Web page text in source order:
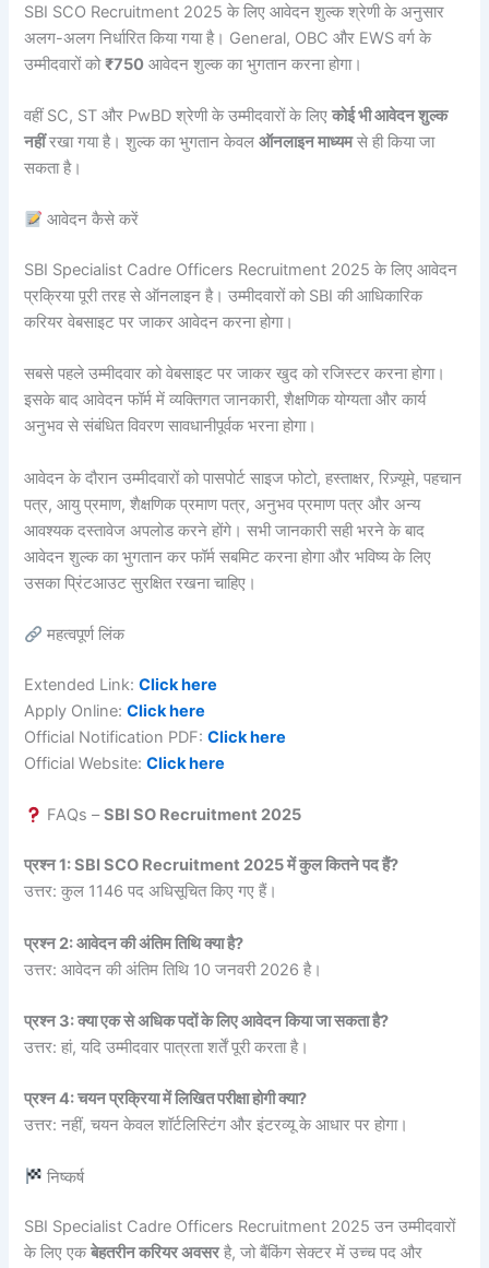
SBI SCO Recruitment 2025 के लिए आवेदन शुल्क श्रेणी के अनुसार
अलग-अलग निर्धारित किया गया है। General, OBC और EWS वर्ग के
उम्मीदवारों को₹750 आवेदन शुल्क का भुगतान करना होगा।
वहीं SC, ST और PwBD श्रेणी के उम्मीदवारों के लिएकोई भी आवेदन शुल्क
नहींरखा गया है। शुल्क का भुगतान केवलऑनलाइन माध्यमसे ही किया जा
सकता है।
आवेदन कैसे करें
SBI Specialist Cadre Officers Recruitment 2025 के लिए आवेदन
प्रक्रिया पूरी तरह से ऑनलाइन है। उम्मीदवारों को SBI की आधिकारिक
करियर वेबसाइट पर जाकर आवेदन करना होगा।
सबसे पहले उम्मीदवार को वेबसाइट पर जाकर खुद को रजिस्टर करना होगा।
इसके बाद आवेदन फॉर्म में व्यक्तिगत जानकारी, शैक्षणिक योग्यता और कार्य
अनुभव से संबंधित विवरण सावधानीपूर्वक भरना होगा।
आवेदन के दौरान उम्मीदवारों को पासपोर्ट साइज फोटो, हस्ताक्षर, रिज़्यूमे, पहचान
पत्र, आयु प्रमाण, शैक्षणिक प्रमाण पत्र, अनुभव प्रमाण पत्र और अन्य
आवश्यक दस्तावेज अपलोड करने होंगे। सभी जानकारी सही भरने के बाद
आवेदन शुल्क का भुगतान कर फॉर्म सबमिट करना होगा और भविष्य के लिए
उसका प्रिंटआउट सुरक्षित रखना चाहिए।
महत्वपूर्ण लिंक
Extended Link:Click here
Apply Online:Click here
Official Notification PDF:Click here
Official Website:Click here
FAQs –SBI SO Recruitment 2025
प्रश्न 1: SBI SCO Recruitment 2025 में कुल कितने पद हैं?
उत्तर: कुल 1146 पद अधिसूचित किए गए हैं।
प्रश्न 2: आवेदन की अंतिम तिथि क्या है?
उत्तर: आवेदन की अंतिम तिथि 10 जनवरी 2026 है।
प्रश्न 3: क्या एक से अधिक पदों के लिए आवेदन किया जा सकता है?
उत्तर: हां, यदि उम्मीदवार पात्रता शर्तें पूरी करता है।
प्रश्न 4: चयन प्रक्रिया में लिखित परीक्षा होगी क्या?
उत्तर: नहीं, चयन केवल शॉर्टलिस्टिंग और इंटरव्यू के आधार पर होगा।
निष्कर्ष
SBI Specialist Cadre Officers Recruitment 2025 उन उम्मीदवारों
के लिए एकबेहतरीन करियर अवसरहै, जो बैंकिंग सेक्टर में उच्च पद और